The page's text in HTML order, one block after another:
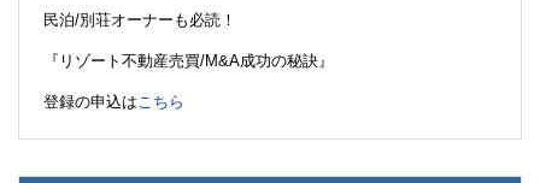
民泊/別荘オーナーも必読！
『リゾート不動産売買/M&A成功の秘訣』
登録の申込は こちら